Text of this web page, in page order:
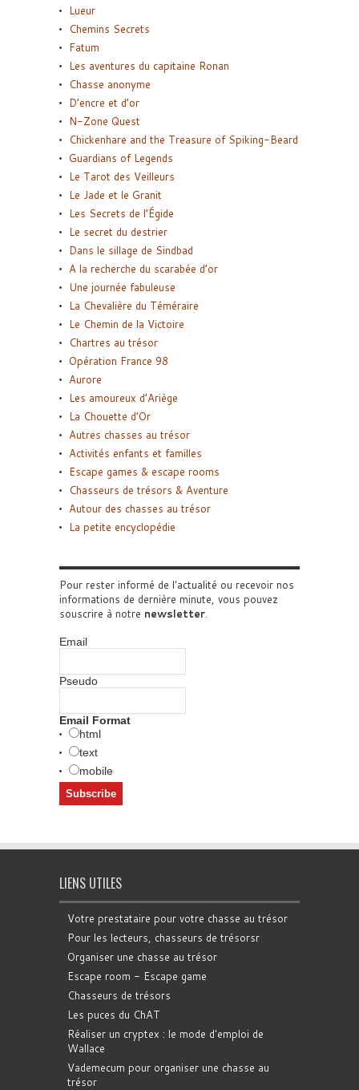
Lueur
Chemins Secrets
Fatum
Les aventures du capitaine Ronan
Chasse anonyme
D’encre et d’or
N-Zone Quest
Chickenhare and the Treasure of Spiking-Beard
Guardians of Legends
Le Tarot des Veilleurs
Le Jade et le Granit
Les Secrets de l’Égide
Le secret du destrier
Dans le sillage de Sindbad
A la recherche du scarabée d’or
Une journée fabuleuse
La Chevalière du Téméraire
Le Chemin de la Victoire
Chartres au trésor
Opération France 98
Aurore
Les amoureux d’Ariège
La Chouette d’Or
Autres chasses au trésor
Activités enfants et familles
Escape games & escape rooms
Chasseurs de trésors & Aventure
Autour des chasses au trésor
La petite encyclopédie
Pour rester informé de l'actualité ou recevoir nos
informations de dernière minute, vous pouvez
souscrire à notre newsletter.
Email
Pseudo
Email Format
html
text
mobile
LIENS UTILES
Votre prestataire pour votre chasse au trésor
Pour les lecteurs, chasseurs de trésorsr
Organiser une chasse au trésor
Escape room - Escape game
Chasseurs de trésors
Les puces du ChAT
Réaliser un cryptex : le mode d'emploi de
Wallace
Vademecum pour organiser une chasse au
trésor